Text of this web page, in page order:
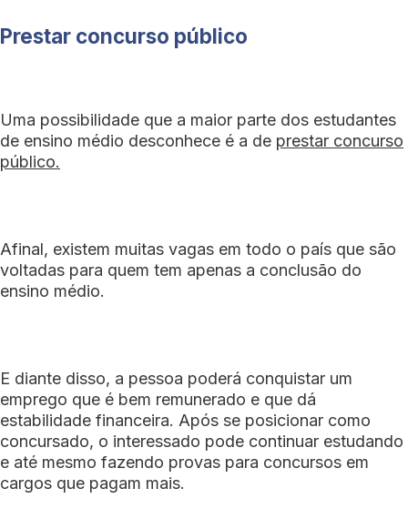
Prestar concurso público
Uma possibilidade que a maior parte dos estudantes
de ensino médio desconhece é a de prestar concurso
público.
Afinal, existem muitas vagas em todo o país que são
voltadas para quem tem apenas a conclusão do
ensino médio.
E diante disso, a pessoa poderá conquistar um
emprego que é bem remunerado e que dá
estabilidade financeira. Após se posicionar como
concursado, o interessado pode continuar estudando
e até mesmo fazendo provas para concursos em
cargos que pagam mais.